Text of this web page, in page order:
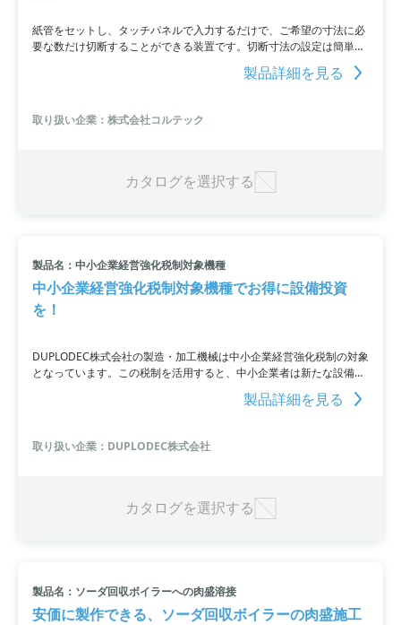
紙管をセットし、タッチパネルで入力するだけで、ご希望の寸法に必
要な数だけ切断することができる装置です。切断寸法の設定は簡単な
タッチ操作で行え、紙管を挿入し運転スイッチを押すだけで自動的に
製品詳細を見る
取り扱い企業：株式会社コルテック
カタログを選択する
製品名：中小企業経営強化税制対象機種
中小企業経営強化税制対象機種でお得に設備投資
を！
DUPLODEC株式会社の製造・加工機械は中小企業経営強化税制の対象
となっています。この税制を活用すると、中小企業者は新たな設備を
取得して即時償却または税額控除が受けることが可能。是非、当社製
品をご活用いただき、設備投資をご検討ください。製品詳細を見る
取り扱い企業：DUPLODEC株式会社
カタログを選択する
製品名：ソーダ回収ボイラーへの肉盛溶接
安価に製作できる、ソーダ回収ボイラーの肉盛施工